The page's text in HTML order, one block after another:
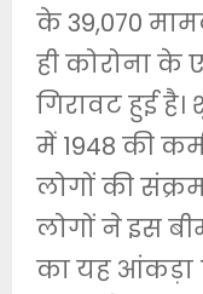
के 39,070
ही कोरोना के
गिरावट हुई
में 1948 की
लोगों की
लोगों ने इस
का यह आंकड़ा